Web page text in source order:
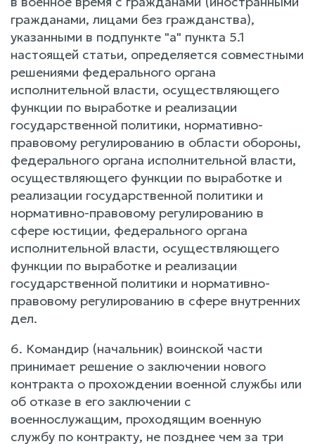
гражданами, лицами без гражданства),
указанными в подпункте "а" пункта 5.1
настоящей статьи, определяется совместными
решениями федерального органа
исполнительной власти, осуществляющего
функции по выработке и реализации
государственной политики, нормативно-
правовому регулированию в области обороны,
федерального органа исполнительной власти,
осуществляющего функции по выработке и
реализации государственной политики и
нормативно-правовому регулированию в
сфере юстиции, федерального органа
исполнительной власти, осуществляющего
функции по выработке и реализации
государственной политики и нормативно-
правовому регулированию в сфере внутренних
дел.
6. Командир (начальник) воинской части
принимает решение о заключении нового
контракта о прохождении военной службы или
об отказе в его заключении с
военнослужащим, проходящим военную
службу по контракту, не позднее чем за три